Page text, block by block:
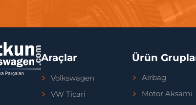
Araçlar
Volkswagen
VW Ticari
Ürün
Airbag
Motor Aksamı